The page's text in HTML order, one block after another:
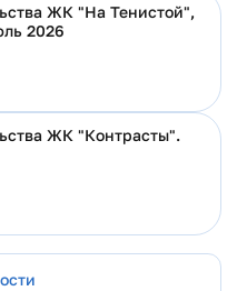
2026
ЖК "Контрасты".